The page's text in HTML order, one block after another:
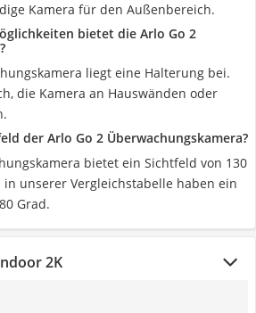
Kamera für den Außenbereich.
bietet die Arlo Go 2
liegt eine Halterung bei.
die Kamera an Hauswänden oder
der Arlo Go 2 Überwachungskamera?
bietet ein Sichtfeld von 130
in unserer Vergleichstabelle haben ein
Grad.
2K